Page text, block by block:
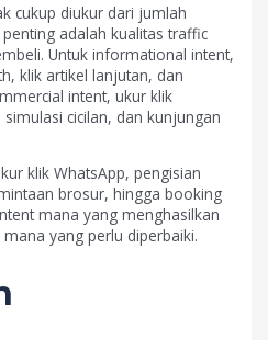
cukup diukur dari jumlah
adalah kualitas traffic
Untuk informational intent,
klik artikel lanjutan, dan
intent, ukur klik
cicilan, dan kunjungan
klik WhatsApp, pengisian
brosur, hingga booking
mana yang menghasilkan
yang perlu diperbaiki.